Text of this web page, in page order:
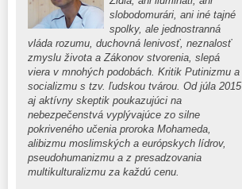
slobodomurári, ani iné tajné
spolky, ale jednostranná
vláda rozumu, duchovná lenivosť, neznalosť
zmyslu života a Zákonov stvorenia, slepá
viera v mnohých podobách. Kritik Putinizmu a
socializmu s tzv. ľudskou tvárou. Od júla 2015
aj aktívny skeptik poukazujúci na
nebezpečenstvá vyplývajúce zo silne
pokriveného učenia proroka Mohameda,
alibizmu moslimských a európskych lídrov,
pseudohumanizmu a z presadzovania
multikulturalizmu za každú cenu.